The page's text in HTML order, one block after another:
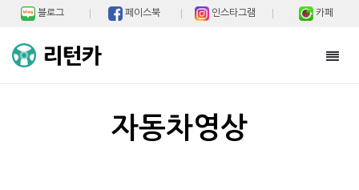
블로그 페이스북 인스타그램 카페
자동차영상